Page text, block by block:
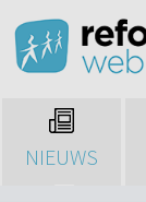
NIEUWS